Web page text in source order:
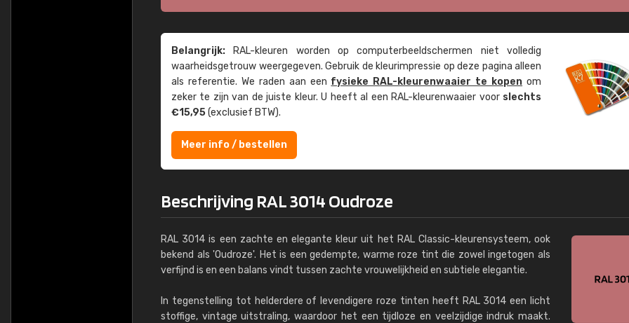
Belangrijk: RAL-kleuren worden op computer­beeld­schermen niet volledig
waarheids­­getrouw weer­gegeven. Gebruik de kleur­impressie op deze pagina alleen
als referentie. We raden aan een fysieke RAL-kleuren­waaier te kopen om
zeker te zijn van de juiste kleur. U heeft al een RAL-kleuren­waaier voor slechts
€15,95(exclusief BTW).
Meer info / bestellen
Beschrijving RAL 3014 Oudroze
RAL 3014 is een zachte en elegante kleur uit het RAL Classic-kleurensysteem, ook
bekend als 'Oudroze'. Het is een gedempte, warme roze tint die zowel ingetogen als
verfijnd is en een balans vindt tussen zachte vrouwelijkheid en subtiele elegantie.
In tegenstelling tot helderdere of levendigere roze tinten heeft RAL 3014 een licht
stoffige, vintage uitstraling, waardoor het een tijdloze en veelzijdige indruk maakt.